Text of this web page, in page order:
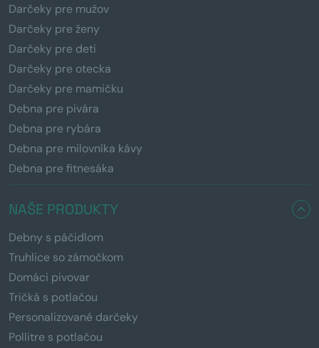
Darčeky pre mužov
Darčeky pre ženy
Darčeky pre deti
Darčeky pre otecka
Darčeky pre mamičku
Debna pre pivára
Debna pre rybára
Debna pre milovníka kávy
Debna pre fitnesáka
NAŠE PRODUKTY
Debny s páčidlom
Truhlice so zámočkom
Domáci pivovar
Tričká s potlačou
Personalizované darčeky
Pollitre s potlačou